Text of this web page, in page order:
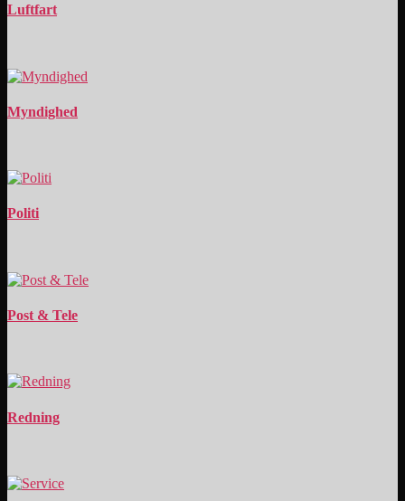
Luftfart
Myndighed
Politi
Post & Tele
Redning